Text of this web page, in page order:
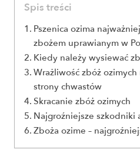
Spis treści
Pszenica ozima
zbożem uprawianym w
Kiedy należy wysiewać
Wrażliwość zbóż
strony chwastów
Skracanie zbóż ozimych
Najgroźniejsze szkodniki
Zboża ozime –